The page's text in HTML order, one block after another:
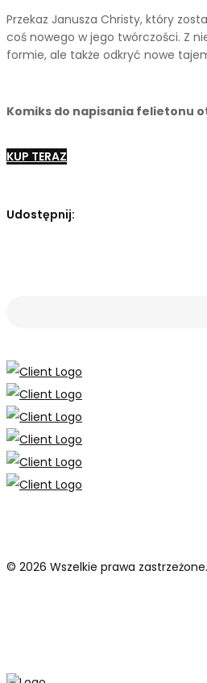
Przekaz Janusza Christy, który
coś nowego w jego twórczości. Z
formie, ale także odkryć nowe
Komiks do napisania felietonu
KUP TERAZ
Udostępnij:
© 2026 Wszelkie prawa zastrzeżone.